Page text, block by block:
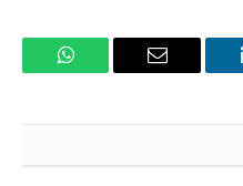
البريد
واتساب